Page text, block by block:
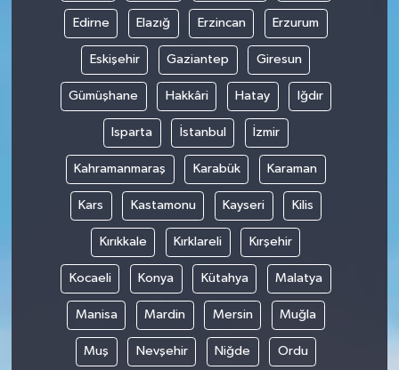
Edirne Elazığ Erzincan Erzurum
Eskişehir Gaziantep Giresun
Gümüşhane Hakkâri Hatay Iğdır
Isparta İstanbul İzmir
Kahramanmaraş Karabük Karaman
Kars Kastamonu Kayseri Kilis
Kırıkkale Kırklareli Kırşehir
Kocaeli Konya Kütahya Malatya
Manisa Mardin Mersin Muğla
Muş Nevşehir Niğde Ordu